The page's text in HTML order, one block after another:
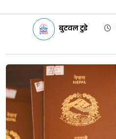
बुटवल टुडे